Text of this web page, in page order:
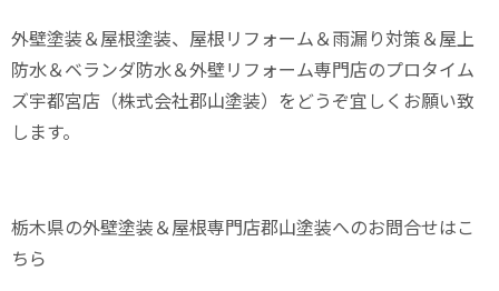
外壁塗装＆屋根塗装、屋根リフォーム＆雨漏り対策＆屋上
防水＆ベランダ防水＆外壁リフォーム専門店のプロタイム
ズ宇都宮店（株式会社郡山塗装）をどうぞ宜しくお願い致
します。
栃木県の外壁塗装＆屋根専門店郡山塗装へのお問合せはこ
ちら